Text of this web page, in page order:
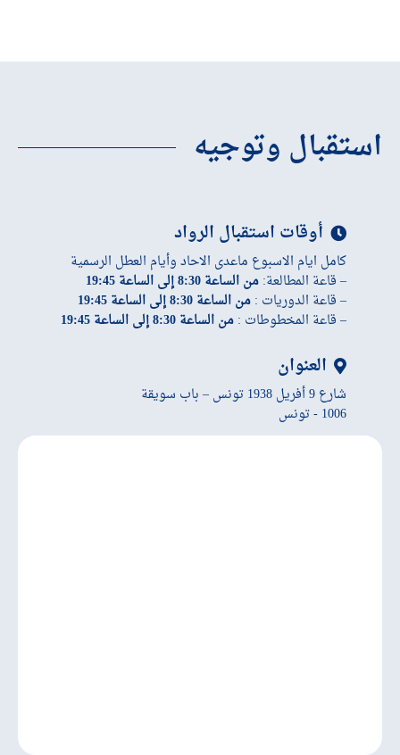
استقبال وتوجيه
أوقات استقبال الرواد
كامل ايام الاسبوع ماعدى الاحاد وأيام العطل الرسمية
– قاعة المطالعة:من الساعة 8:30 إلى الساعة 19:45
– قاعة الدوريات :من الساعة 8:30 إلى الساعة 19:45
– قاعة المخطوطات :من الساعة 8:30 إلى الساعة 19:45
العنوان
شارع 9 أفريل 1938 تونس – باب سويقة
1006 - تونس